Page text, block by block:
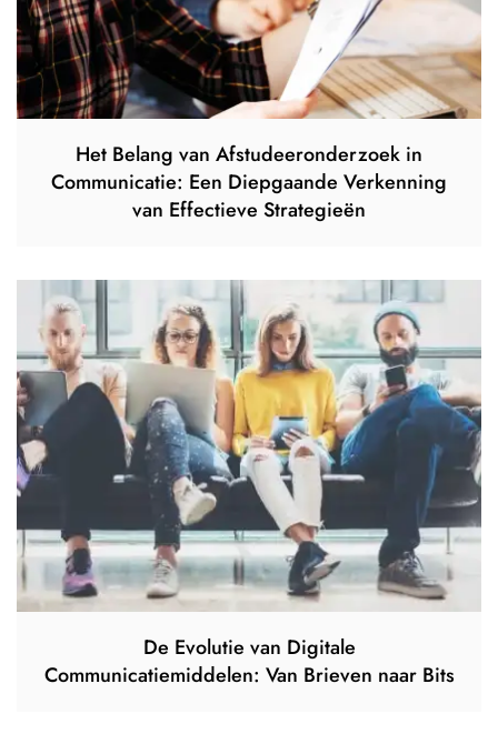
Het Belang van Afstudeeronderzoek in
Communicatie: Een Diepgaande Verkenning
van Effectieve Strategieën
De Evolutie van Digitale
Communicatiemiddelen: Van Brieven naar Bits